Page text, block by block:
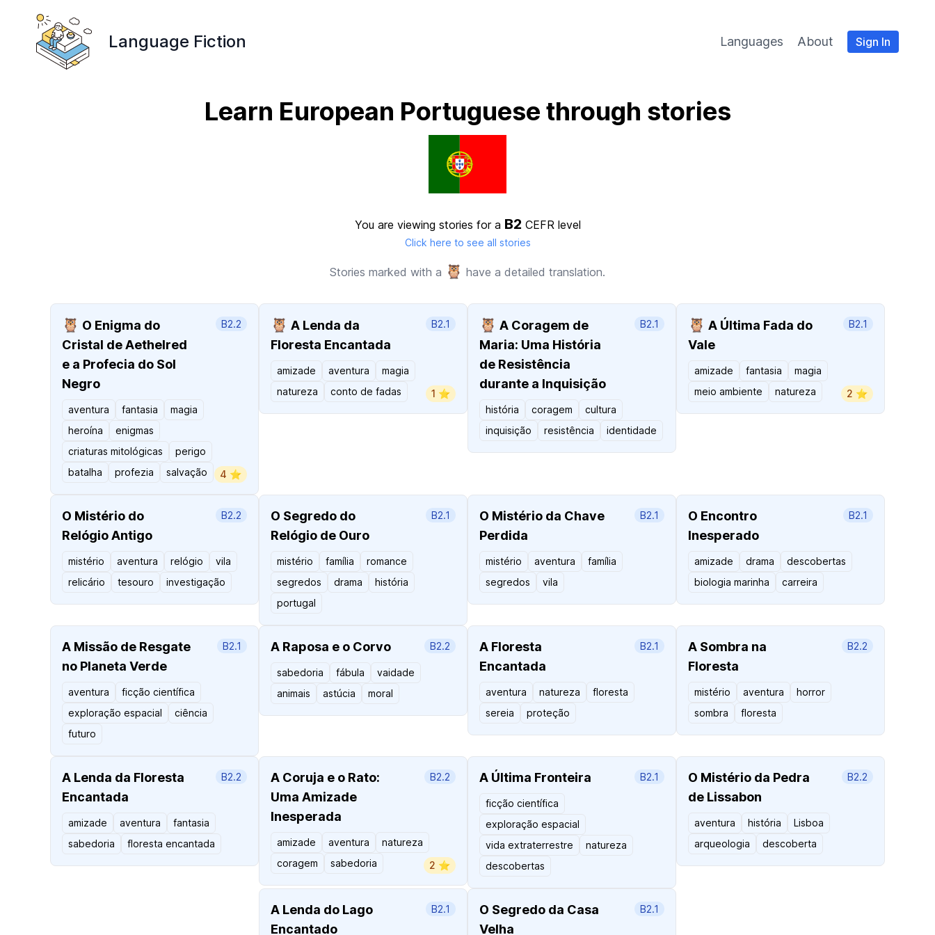
Language Fiction Languages About Sign In
Learn European Portuguese through stories
You are viewing stories for a B2 CEFR level
Click here to see all stories
Stories marked with a 🦉 have a detailed translation.
🦉 O Enigma do
Cristal de Aethelred
e a Profecia do Sol
Negro
B2.2
aventura fantasia
magia
heroína
enigmas
criaturas mitológicas
perigo
batalha
profezia salvação 4 ⭐️
🦉 A Lenda da
Floresta Encantada
B2.1
amizade aventura
magia
natureza
conto de fadas 1 ⭐️
🦉 A Coragem de
Maria: Uma História
de Resistência
durante a Inquisição
B2.1
história coragem
cultura
inquisição
resistência identidade
🦉 A Última Fada do
Vale
B2.1
amizade fantasia
magia
meio ambiente
natureza 2 ⭐️
O Mistério do
Relógio Antigo
B2.2
mistério aventura relógio
vila
relicário
tesouro investigação
O Segredo do
Relógio de Ouro
B2.1
mistério família
romance
segredos
drama
história
portugal
O Mistério da Chave
Perdida
B2.1
mistério aventura
família
segredos
vila
O Encontro
Inesperado
B2.1
amizade drama
descobertas
biologia marinha
carreira
A Missão de Resgate
no Planeta Verde
B2.1
aventura
ficção científica
exploração espacial
ciência
futuro
A Raposa e o Corvo B2.2
sabedoria fábula
vaidade
animais
astúcia moral
A Floresta
Encantada
B2.1
aventura natureza
floresta
sereia
proteção
A Sombra na
Floresta
B2.2
mistério aventura
horror
sombra
floresta
A Lenda da Floresta
Encantada
B2.2
amizade aventura
fantasia
sabedoria
floresta encantada
A Coruja e o Rato:
Uma Amizade
Inesperada
B2.2
amizade aventura
natureza
coragem
sabedoria 2 ⭐️
A Última Fronteira B2.1
ficção científica
exploração espacial
vida extraterrestre
natureza
descobertas
O Mistério da Pedra
de Lissabon
B2.2
aventura história
Lisboa
arqueologia
descoberta
A Lenda do Lago
Encantado
B2.1
O Segredo da Casa
Velha
B2.1